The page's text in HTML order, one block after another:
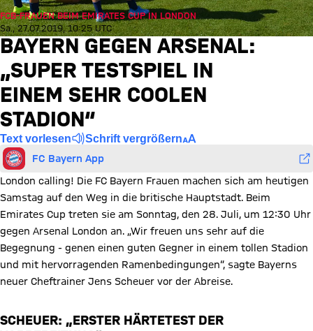
FCB-FRAUEN BEIM EMIRATES CUP IN LONDON
Sa., 27.07.2019, 10:25 UTC
BAYERN GEGEN ARSENAL:
„SUPER TESTSPIEL IN
EINEM SEHR COOLEN
STADION“
Text vorlesen Schrift vergrößern
FC Bayern App
London calling! Die FC Bayern Frauen machen sich am heutigen
Samstag auf den Weg in die britische Hauptstadt. Beim
Emirates Cup treten sie am Sonntag, den 28. Juli, um 12:30 Uhr
gegen Arsenal London an. „Wir freuen uns sehr auf die
Begegnung - genen einen guten Gegner in einem tollen Stadion
und mit hervorragenden Ramenbedingungen“, sagte Bayerns
neuer Cheftrainer Jens Scheuer vor der Abreise.
SCHEUER: „ERSTER HÄRTETEST DER